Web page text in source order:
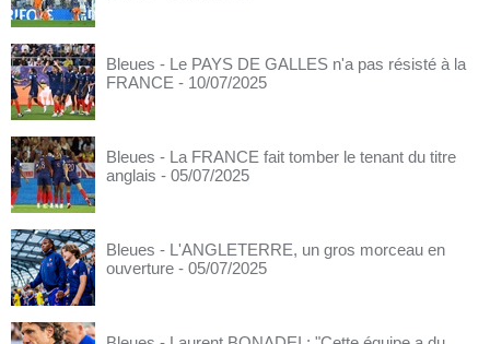
Bleues - Le PAYS DE GALLES n'a pas résisté à la
FRANCE - 10/07/2025
Bleues - La FRANCE fait tomber le tenant du titre
anglais - 05/07/2025
Bleues - L'ANGLETERRE, un gros morceau en
ouverture - 05/07/2025